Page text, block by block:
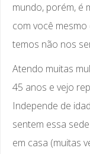
mundo, porém, é
com você mesmo
temos não nos
Atendo muitas
45 anos e vejo
Independe de
sentem essa
em casa (muitas